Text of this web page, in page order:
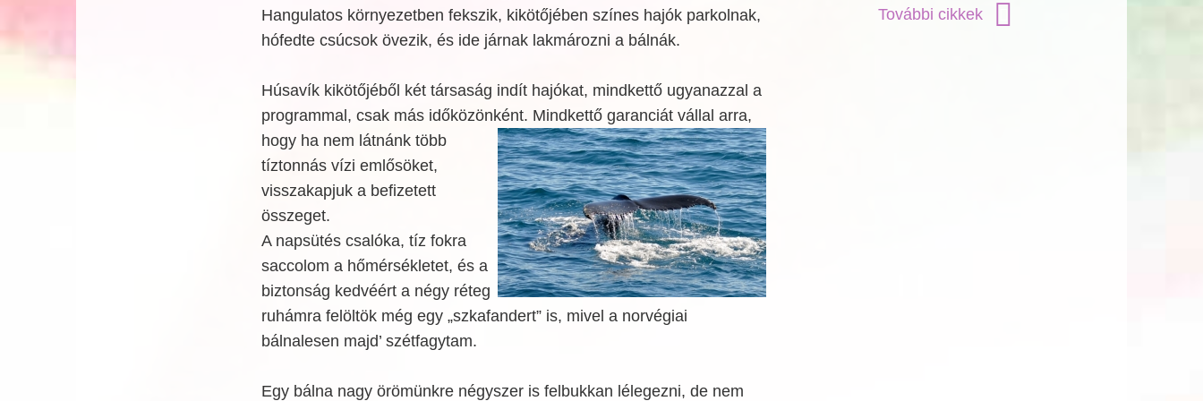
Hangulatos környezetben fekszik, kikötőjében színes hajók parkolnak,
hófedte csúcsok övezik, és ide járnak lakmározni a bálnák.
Húsavík kikötőjéből két társaság indít hajókat, mindkettő ugyanazzal a
programmal, csak más időközönként. Mindkettő garanciát vállal arra,
hogy ha nem látnánk több
tíztonnás vízi emlősöket,
visszakapjuk a befizetett
összeget.
A napsütés csalóka, tíz fokra
saccolom a hőmérsékletet, és a
biztonság kedvéért a négy réteg
ruhámra felöltök még egy „szkafandert” is, mivel a norvégiai
bálnalesen majd’ szétfagytam.
Egy bálna nagy örömünkre négyszer is felbukkan lélegezni, de nem
További cikkek